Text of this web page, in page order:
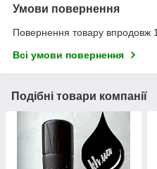
Умови повернення
Повернення товару впродовж
Всі умови повернення
Подібні товари компанії